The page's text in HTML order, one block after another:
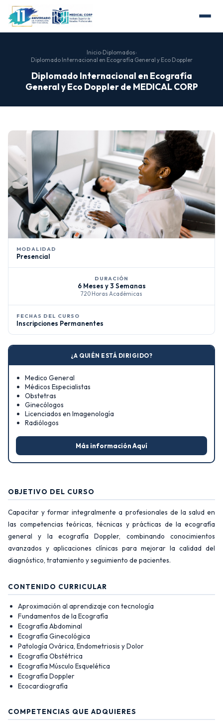
Inicio›Diplomados›
Diplomado Internacional en Ecografía General y Eco Doppler
Diplomado Internacional en Ecografía
General y Eco Doppler de MEDICAL CORP
MODALIDAD
Presencial
DURACIÓN
6 Meses y 3 Semanas
720 Horas Académicas
FECHAS DEL CURSO
Inscripciones Permanentes
¿A QUIÉN ESTÁ DIRIGIDO?
Medico General
Médicos Especialistas
Obstetras
Ginecólogos
Licenciados en Imagenología
Radiólogos
Más información Aquí
OBJETIVO DEL CURSO
Capacitar y formar integralmente a profesionales de la salud en
las competencias teóricas, técnicas y prácticas de la ecografía
general y la ecografía Doppler, combinando conocimientos
avanzados y aplicaciones clínicas para mejorar la calidad del
diagnóstico, tratamiento y seguimiento de pacientes.
CONTENIDO CURRICULAR
Aproximación al aprendizaje con tecnología
Fundamentos de la Ecografía
Ecografía Abdominal
Ecografía Ginecológica
Patología Ovárica, Endometriosis y Dolor
Ecografía Obstétrica
Ecografía Músculo Esquelética
Ecografía Doppler
Ecocardiografía
COMPETENCIAS QUE ADQUIERES